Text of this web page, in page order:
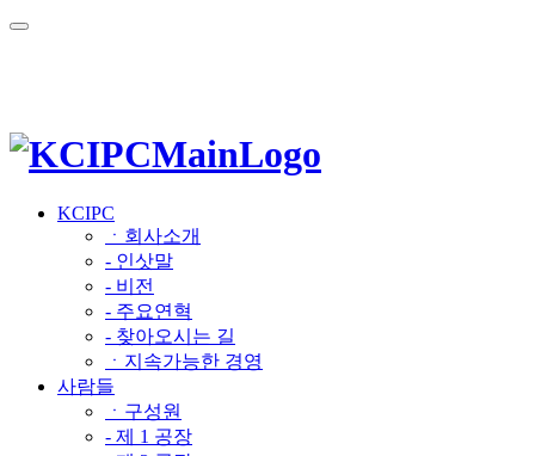
KCIPC
ㆍ회사소개
- 인삿말
- 비전
- 주요연혁
- 찾아오시는 길
ㆍ지속가능한 경영
사람들
ㆍ구성원
- 제 1 공장